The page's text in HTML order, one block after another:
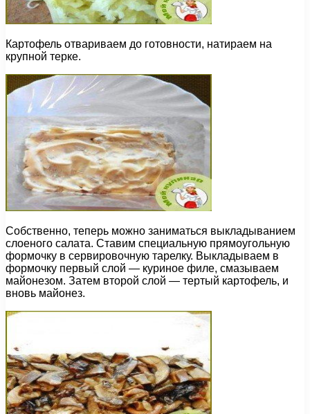
Картофель отвариваем до готовности, натираем на
крупной терке.
Собственно, теперь можно заниматься выкладыванием
слоеного салата. Ставим специальную прямоугольную
формочку в сервировочную тарелку. Выкладываем в
формочку первый слой — куриное филе, смазываем
майонезом. Затем второй слой — тертый картофель, и
вновь майонез.